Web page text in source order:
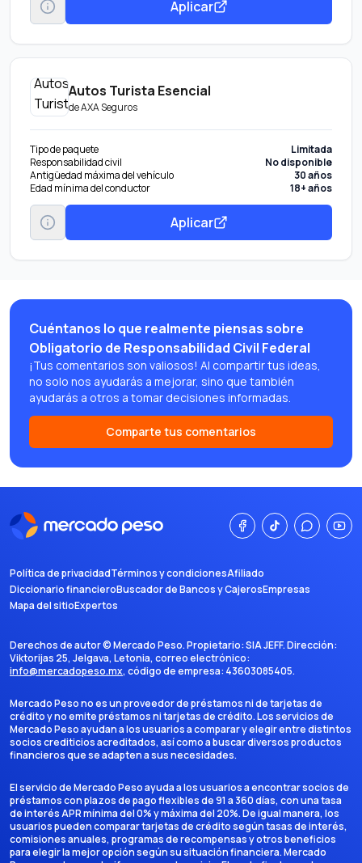
Aplicar
Autos Turista Esencial
deAXA Seguros
Tipo de paquete
Limitada
Responsabilidad civil
No disponible
Antigüedad máxima del vehículo
30 años
Edad mínima del conductor
18+ años
Aplicar
Cuéntanos lo que realmente piensas sobre
Obligatorio de Responsabilidad Civil Federal
¡Tus comentarios son valiosos! Al compartir tus ideas,
no solo nos ayudarás a mejorar, sino que también
ayudarás a otros a tomar decisiones informadas.
Comparte tus comentarios
Política de privacidadTérminos y condicionesAfiliado
Diccionario financieroBuscador de Bancos y CajerosEmpresas
Mapa del sitioExpertos
Derechos de autor ©Mercado Peso. Propietario:SIA JEFF. Dirección:
Viktorijas 25, Jelgava, Letonia, correo electrónico:
info@mercadopeso.mx, código de empresa: 43603085405.
Mercado Peso no es un proveedor de préstamos ni de tarjetas de
crédito y no emite préstamos ni tarjetas de crédito. Los servicios de
Mercado Peso ayudan a los usuarios a comparar y elegir entre distintos
socios crediticios acreditados, así como a buscar diversos productos
financieros que se adapten a sus necesidades.
El servicio de Mercado Peso ayuda a los usuarios a encontrar socios de
préstamos con plazos de pago flexibles de 91 a 360 días, con una tasa
de interés APR mínima del 0% y máxima del 20%. De igual manera, los
usuarios pueden comparar tarjetas de crédito según tasas de interés,
comisiones anuales, programas de recompensas y otros beneficios
para elegir la mejor opción según su situación financiera. Mercado